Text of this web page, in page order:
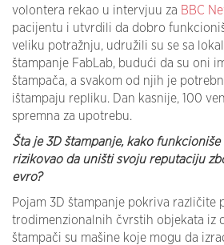
volontera rekao u intervjuu za BBC
pacijentu i utvrdili da dobro
veliku potražnju, udružili su se sa
štampanje FabLab, budući da su oni
štampača, a svakom od njih je
ištampaju repliku. Dan kasnije, 100
spremna za upotrebu.
Šta je 3D štampanje, kako
rizikovao da uništi svoju reputaciju
evro?
Pojam 3D štampanje pokriva različite
trodimenzionalnih čvrstih objekata iz
štampači su mašine koje mogu da